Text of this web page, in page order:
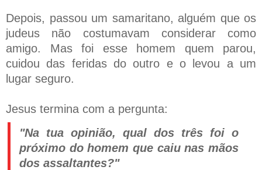
Depois, passou um samaritano, alguém que os
judeus não costumavam considerar como
amigo. Mas foi esse homem quem parou,
cuidou das feridas do outro e o levou a um
lugar seguro.
Jesus termina com a pergunta:
"Na tua opinião, qual dos três foi o
próximo do homem que caiu nas mãos
dos assaltantes?"